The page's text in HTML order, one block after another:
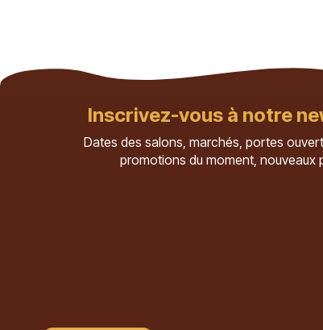
Inscrivez-vous à notre
Dates des salons, marchés, portes
promotions du moment, nouveaux